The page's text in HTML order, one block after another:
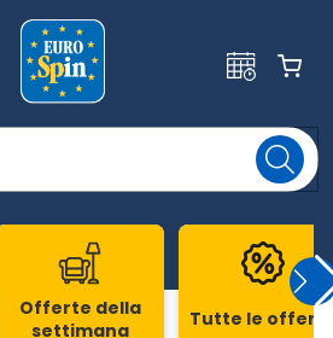
Offerte della
settimana
Tutte le